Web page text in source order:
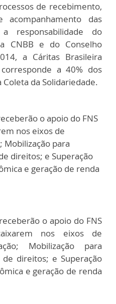
de recebimento,
acompanhamento das
responsabilidade do
CNBB e do Conselho
a Cáritas Brasileira
a 40% dos
da Solidariedade.
o apoio do FNS
nos eixos de
Mobilização para
direitos; e Superação
e geração de renda
o apoio do FNS
nos eixos de
Mobilização para
direitos; e Superação
e geração de renda